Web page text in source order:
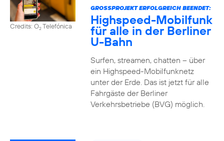
Credits: O2Telefónica
GROSSPROJEKT ERFOLGREICH BEENDET:
Highspeed-Mobilfunk
für alle in der Berliner
U-Bahn
Surfen, streamen, chatten – über
ein Highspeed-Mobilfunknetz
unter der Erde. Das ist jetzt für alle
Fahrgäste der Berliner
Verkehrsbetriebe (BVG) möglich.